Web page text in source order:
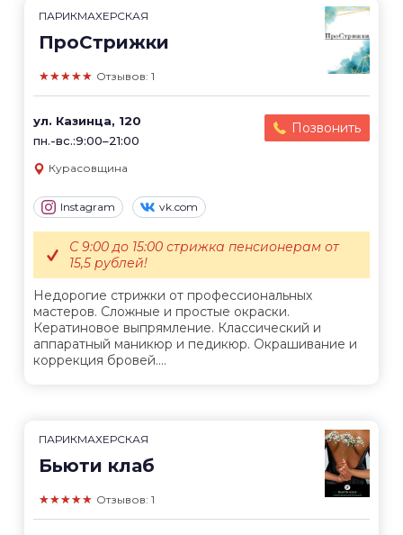
ПАРИКМАХЕРСКАЯ
ПроСтрижки
★★★★★ Отзывов: 1
ул. Казинца, 120
пн.-вс.:9:00–21:00
Позвонить
Курасовщина
Instagram vk.com
Недорогие стрижки от профессиональных
мастеров. Сложные и простые окраски.
Кератиновое выпрямление. Классический и
аппаратный маникюр и педикюр. Окрашивание и
коррекция бровей....
С 9:00 до 15:00 стрижка пенсионерам от
15,5 рублей!
ПАРИКМАХЕРСКАЯ
Бьюти клаб
★★★★★ Отзывов: 1